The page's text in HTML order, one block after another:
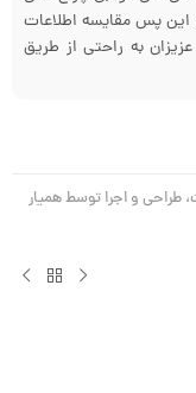
این پس مقایسه اطلاعات
به راحتی از طریق
طراحی و اجرا توسط همیار